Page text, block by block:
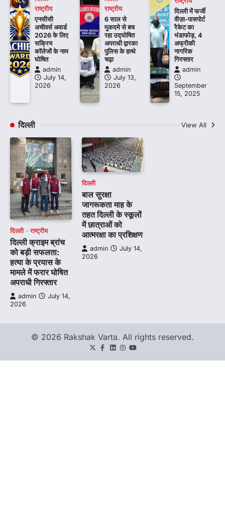
राष्ट्रीय
एनसीसी
अचीवर्स अवार्ड
2026 के लिए
सक्रिय
कॉलेजों के नाम
घोषित
admin
July 14,
2026
राष्ट्रीय
6 साल से
मुकदमे से बच
रहा उद्घोषित
अपराधी द्वारका
पुलिस के हत्थे
चढ़ा
admin
July 13,
2026
दिल्ली में फर्जी
वीज़ा-पासपोर्ट
रैकेट का
भंडाफोड़, 4
अफ्रीकी
नागरिक
गिरफ्तार
admin
September
15, 2025
दिल्ली View All
दिल्ली राष्ट्रीय
दिल्ली क्राइम ब्रांच
को बड़ी सफलता:
हत्या के प्रयास के
मामले में फरार घोषित
अपराधी गिरफ्तार
admin
July 14,
2026
दिल्ली
बाल सुरक्षा
जागरूकता माह के
तहत दिल्ली के स्कूलों
में छात्राओं को
आत्मरक्षा का प्रशिक्षण
admin
July 14,
2026
© 2026 Rakshak Varta. All rights reserved.
TwitterFacebook
LinkedIn
Instagram
youtube